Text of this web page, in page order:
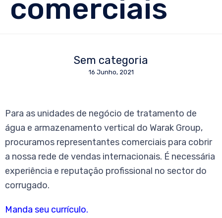
comerciais
Sem categoria
16 Junho, 2021
Para as unidades de negócio de tratamento de
água e armazenamento vertical do Warak Group,
procuramos representantes comerciais para cobrir
a nossa rede de vendas internacionais. É necessária
experiência e reputação profissional no sector do
corrugado.
Manda seu currículo.